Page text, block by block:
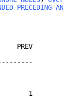
PRECEDING
PREV
1